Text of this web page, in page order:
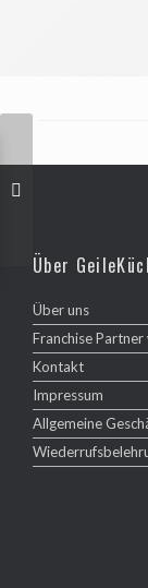
Über
Über uns
Franchise Partner
Kontakt
Impressum
Allgemeine